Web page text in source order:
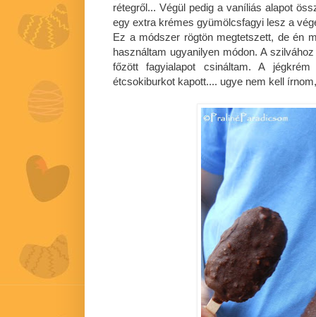
rétegről... Végül pedig a vaníliás alapot
egy extra krémes gyümölcsfagyi lesz a
Ez a módszer rögtön megtetszett, de én
használtam ugyanilyen módon. A
főzött fagyialapot csináltam. A jégkrém
étcsokiburkot kapott.... ugye nem kell